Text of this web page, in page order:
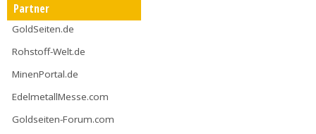
Partner
GoldSeiten.de
Rohstoff-Welt.de
MinenPortal.de
EdelmetallMesse.com
Goldseiten-Forum.com